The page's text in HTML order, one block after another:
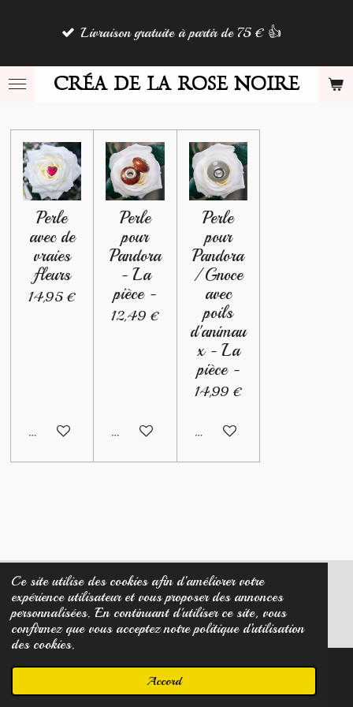
Ce site utilise des cookies afin d’améliorer votre
expérience utilisateur et vous proposer des annonces
personnalisées. En continuant d'utiliser ce site, vous
confirmez que vous acceptez notre politique d’utilisation
des cookies.
Accord
principalCRÉA DE LA ROSE NOIRE
Livraison gratuite à partir de 75 € 👍
Perle
avec de
vraies
fleurs
14,95 €
Ajouter au panier
Perle
pour
Pandora
- La
pièce -
12,49 €
Ajouter au panier
Perle
pour
Pandora
/ Gnoce
avec
poils
d'animau
x - La
pièce -
14,99 €
Ajouter au panier
© 2023 - 2026 Créa Diamant Noir
Propulsé parWebador
Carte